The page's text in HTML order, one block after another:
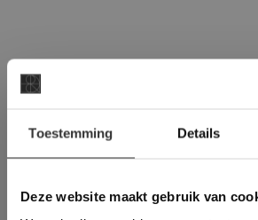
Toestemming Details
Deze website maakt gebruik van
#1 in de categorie vloeren
Binnen 24 uur een
Meer dan 500 m2
Deze website
gebruik van
This Cookie Banner was deleted
longer working. Please contact